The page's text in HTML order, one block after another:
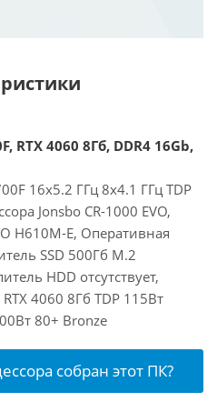
RTX 4060 8Гб, DDR4 16Gb,
16x5.2 ГГц 8x4.1 ГГц TDP
Jonsbo CR-1000 EVO,
H610M-E, Оперативная
SSD 500Гб M.2
HDD отсутствует,
4060 8Гб TDP 115Вт
80+ Bronze
собран этот ПК?